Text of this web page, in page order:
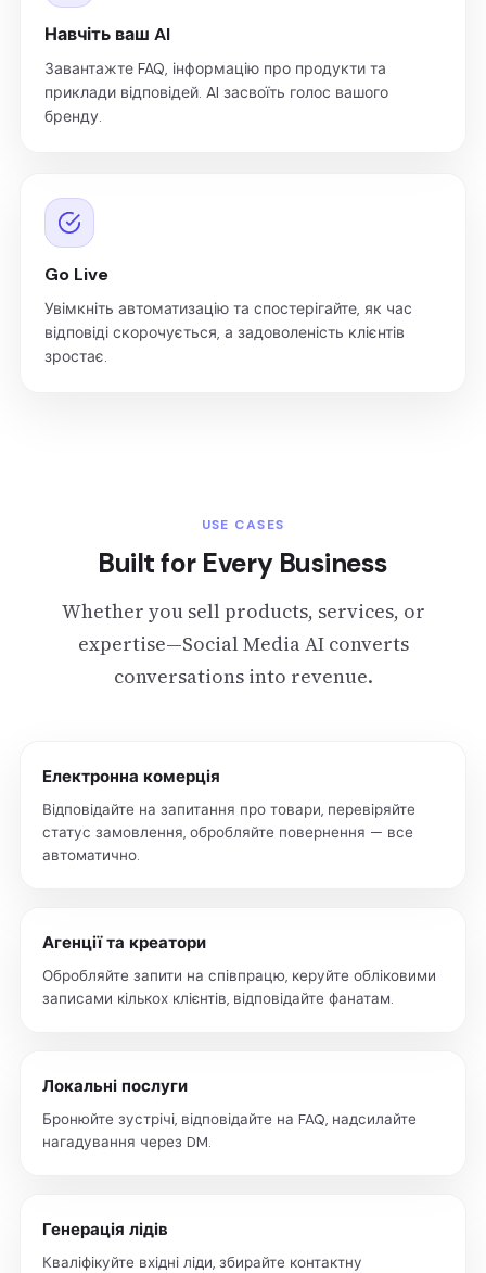
Навчіть ваш AI
Завантажте FAQ, інформацію про продукти та
приклади відповідей. AI засвоїть голос вашого
бренду.
Go Live
Увімкніть автоматизацію та спостерігайте, як час
відповіді скорочується, а задоволеність клієнтів
зростає.
USE CASES
Built for Every Business
Whether you sell products, services, or
expertise—Social Media AI converts
conversations into revenue.
Електронна комерція
Відповідайте на запитання про товари, перевіряйте
статус замовлення, обробляйте повернення — все
автоматично.
Агенції та креатори
Обробляйте запити на співпрацю, керуйте обліковими
записами кількох клієнтів, відповідайте фанатам.
Локальні послуги
Бронюйте зустрічі, відповідайте на FAQ, надсилайте
нагадування через DM.
Генерація лідів
Кваліфікуйте вхідні ліди, збирайте контактну